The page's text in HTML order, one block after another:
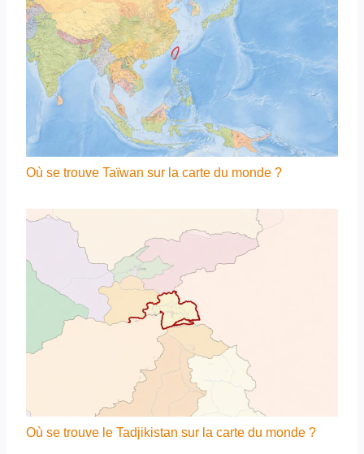
Où se trouve Taïwan sur la carte du monde ?
Où se trouve le Tadjikistan sur la carte du monde ?